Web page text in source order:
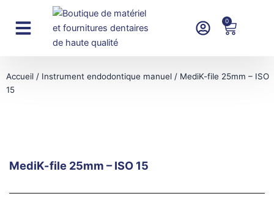
contenu
0
Panier
Accueil / Instrument endodontique manuel / MediK-file 25mm – ISO
15
MediK-file 25mm – ISO 15